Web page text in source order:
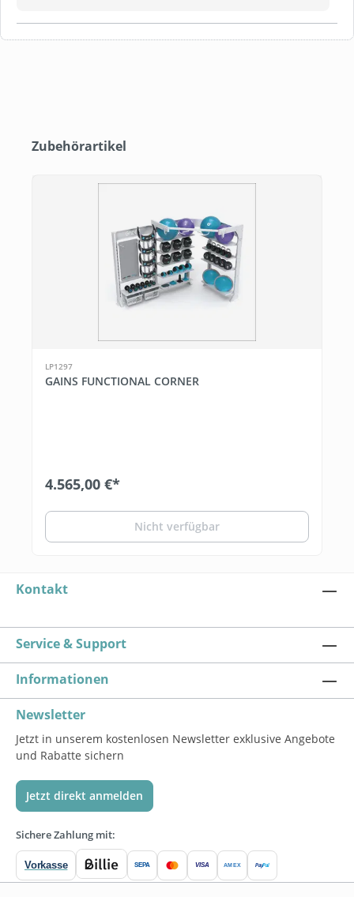
Produktgalerie überspringen
Zubehörartikel
LP1297
GAINS FUNCTIONAL CORNER
4.565,00 €*
Nicht verfügbar
Kontakt
Service & Support
Informationen
Newsletter
Jetzt in unserem kostenlosen Newsletter exklusive Angebote
und Rabatte sichern
Jetzt direkt anmelden
Sichere Zahlung mit:
Vorkasse SEPA VISA AMEX PayPal